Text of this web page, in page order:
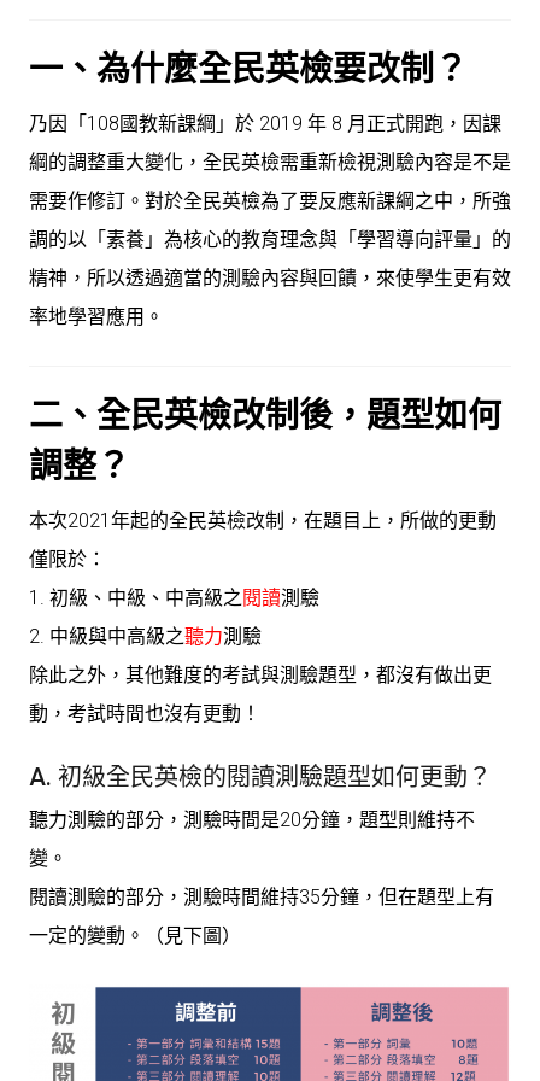
一、為什麼全民英檢要改制？
乃因「108國教新課綱」於 2019 年 8 月正式開跑，因課
綱的調整重大變化，全民英檢需重新檢視測驗內容是不是
需要作修訂。對於全民英檢為了要反應新課綱之中，所強
調的以「素養」為核心的教育理念與「學習導向評量」的
精神，所以透過適當的測驗內容與回饋，來使學生更有效
率地學習應用。
二、全民英檢改制後，題型如何
調整？
本次2021年起的全民英檢改制，在題目上，所做的更動
僅限於：
1. 初級 、 中級 、 中高級之 閱讀測驗
2. 中級與中高級之聽力測驗
除此之外，其他難度的考試與測驗題型，都沒有做出更
動，考試時間也沒有更動！
A. 初級全民英檢的閱讀測驗題型如何更動？
聽力測驗的部分，測驗時間是20分鐘，題型則維持不
變。
閱讀測驗的部分，測驗時間維持35分鐘，但在題型上有
一定的變動。（見下圖）